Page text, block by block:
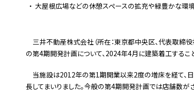
大屋根広場などの休憩スペースの拡充や緑豊かな環
三井不動産株式会社（所在：東京都中央区、代表取締役
の第4期開発計画について、2024年4月に建築着工するこ
当施設は2012年の第1期開業以来2度の増床を経て、
長してまいりました。今般の第4期開発計画では店舗数